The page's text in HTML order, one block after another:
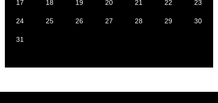
17 18 19 20 21 22 23
24 25 26 27 28 29 30
31